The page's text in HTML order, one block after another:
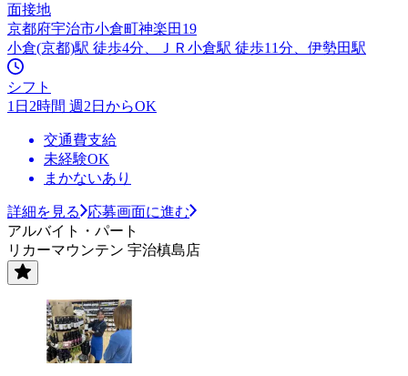
面接地
京都府宇治市小倉町神楽田19
小倉(京都)駅 徒歩4分、ＪＲ小倉駅 徒歩11分、伊勢田駅
シフト
1日2時間 週2日からOK
交通費支給
未経験OK
まかないあり
詳細を見る
応募画面に進む
アルバイト・パート
リカーマウンテン 宇治槙島店